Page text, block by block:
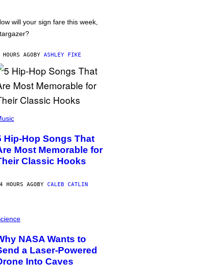
will your sign fare this week,
AGOBY ASHLEY FIKE
Hip-Hop Songs That
Most Memorable for
Classic Hooks
HOURS AGOBY CALEB CATLIN
NASA Wants to
a Laser-Powered
Into Caves